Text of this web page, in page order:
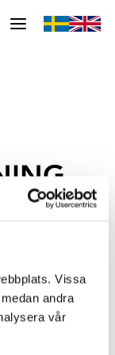
Vissa
andra
vår